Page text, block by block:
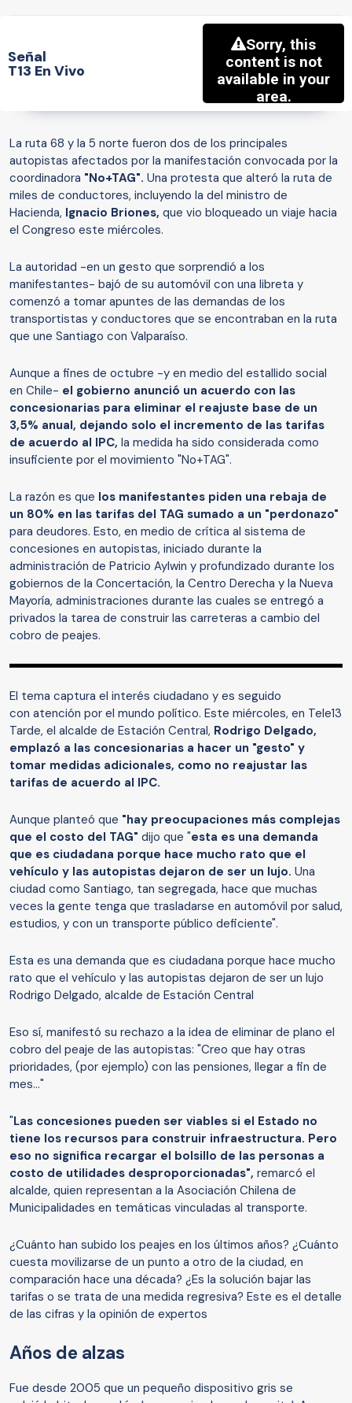
Señal
T13 En Vivo
La ruta 68 y la 5 norte fueron dos de los principales
autopistas afectados por la manifestación convocada por la
coordinadora "No+TAG". Una protesta que alteró la ruta de
miles de conductores, incluyendo la del ministro de
Hacienda, Ignacio Briones, que vio bloqueado un viaje hacia
el Congreso este miércoles.
La autoridad -en un gesto que sorprendió a los
manifestantes- bajó de su automóvil con una libreta y
comenzó a tomar apuntes de las demandas de los
transportistas y conductores que se encontraban en la ruta
que une Santiago con Valparaíso.
Aunque a fines de octubre -y en medio del estallido social
en Chile- el gobierno anunció un acuerdo con las
concesionarias para eliminar el reajuste base de un
3,5% anual, dejando solo el incremento de las tarifas
de acuerdo al IPC, la medida ha sido considerada como
insuficiente por el movimiento "No+TAG".
La razón es que los manifestantes piden una rebaja de
un 80% en las tarifas del TAG sumado a un "perdonazo"
para deudores. Esto, en medio de crítica al sistema de
concesiones en autopistas, iniciado durante la
administración de Patricio Aylwin y profundizado durante los
gobiernos de la Concertación, la Centro Derecha y la Nueva
Mayoría, administraciones durante las cuales se entregó a
privados la tarea de construir las carreteras a cambio del
cobro de peajes.
El tema captura el interés ciudadano y es seguido
con atención por el mundo político. Este miércoles, en Tele13
Tarde, el alcalde de Estación Central, Rodrigo Delgado,
emplazó a las concesionarias a hacer un "gesto" y
tomar medidas adicionales, como no reajustar las
tarifas de acuerdo al IPC.
Aunque planteó que "hay preocupaciones más complejas
que el costo del TAG" dijo que "esta es una demanda
que es ciudadana porque hace mucho rato que el
vehículo y las autopistas dejaron de ser un lujo. Una
ciudad como Santiago, tan segregada, hace que muchas
veces la gente tenga que trasladarse en automóvil por salud,
estudios, y con un transporte público deficiente".
Esta es una demanda que es ciudadana porque hace mucho
rato que el vehículo y las autopistas dejaron de ser un lujo
Rodrigo Delgado, alcalde de Estación Central
Eso sí, manifestó su rechazo a la idea de eliminar de plano el
cobro del peaje de las autopistas: "Creo que hay otras
prioridades, (por ejemplo) con las pensiones, llegar a fin de
mes..."
"Las concesiones pueden ser viables si el Estado no
tiene los recursos para construir infraestructura. Pero
eso no significa recargar el bolsillo de las personas a
costo de utilidades desproporcionadas", remarcó el
alcalde, quien representan a la Asociación Chilena de
Municipalidades en temáticas vinculadas al transporte.
¿Cuánto han subido los peajes en los últimos años? ¿Cuánto
cuesta movilizarse de un punto a otro de la ciudad, en
comparación hace una década? ¿Es la solución bajar las
tarifas o se trata de una medida regresiva? Este es el detalle
de las cifras y la opinión de expertos
Años de alzas
Fue desde 2005 que un pequeño dispositivo gris se